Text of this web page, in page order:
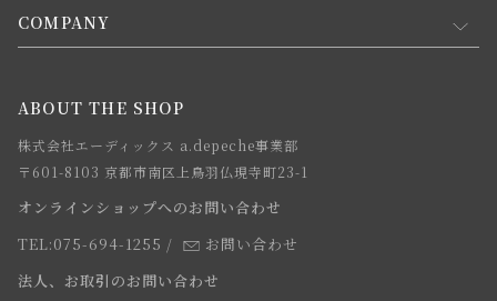
会員規約について
会員登録について
お支払方法について
お届けについて
よくあるご質問
コンセプト
webカタログ
COMPANY
求人情報
法人のお客様
スタッフ
ABOUT THE SHOP
株式会社エーディックス a.depeche事業部
〒601-8103 京都市南区上鳥羽仏現寺町23-1
オンラインショップへのお問い合わせ
TEL:075-694-1255 /
お問い合わせ
法人、お取引のお問い合わせ